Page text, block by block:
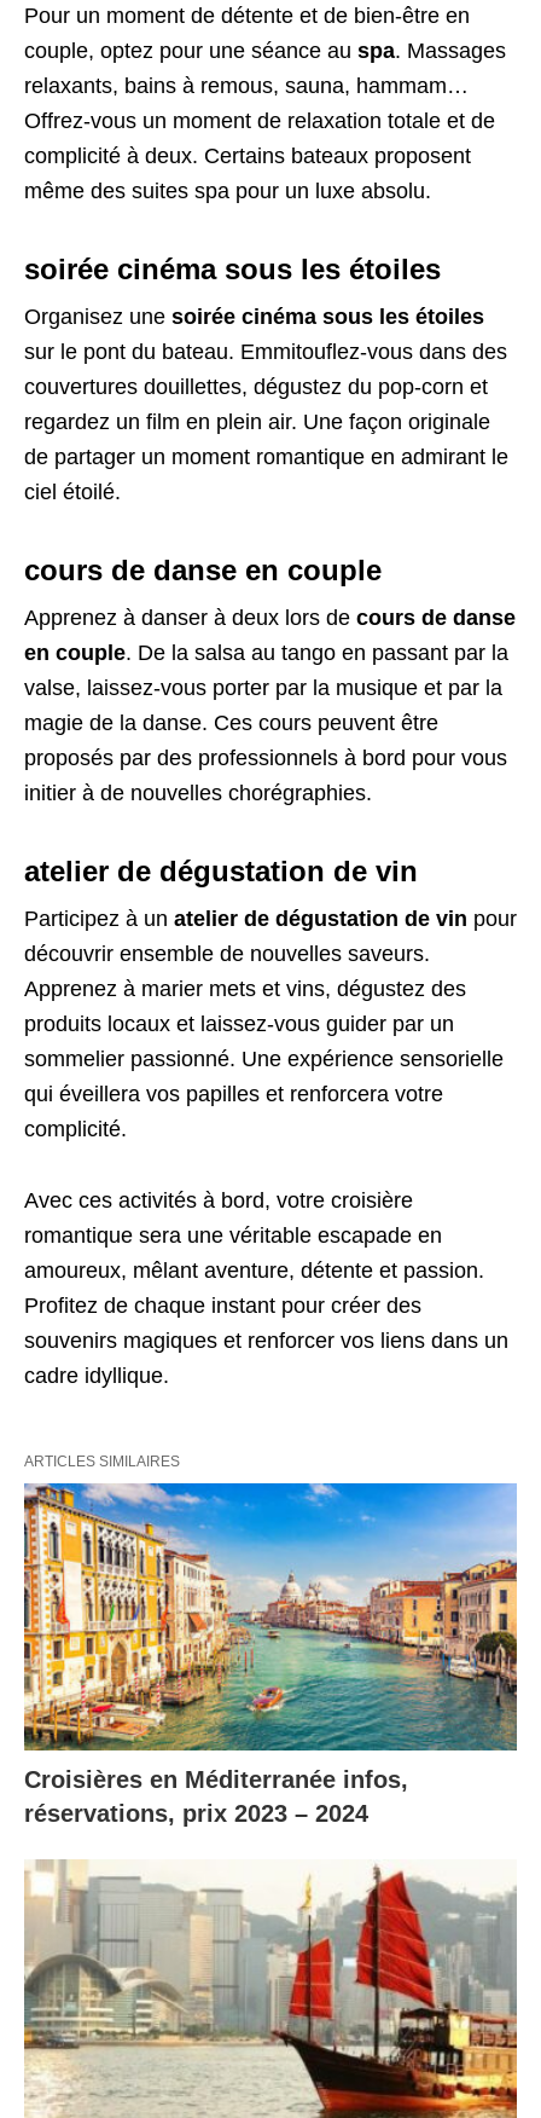
Pour un moment de détente et de bien-être en
couple, optez pour une séance au spa. Massages
relaxants, bains à remous, sauna, hammam…
Offrez-vous un moment de relaxation totale et de
complicité à deux. Certains bateaux proposent
même des suites spa pour un luxe absolu.
soirée cinéma sous les étoiles
Organisez une soirée cinéma sous les étoiles
sur le pont du bateau. Emmitouflez-vous dans des
couvertures douillettes, dégustez du pop-corn et
regardez un film en plein air. Une façon originale
de partager un moment romantique en admirant le
ciel étoilé.
cours de danse en couple
Apprenez à danser à deux lors de cours de danse
en couple. De la salsa au tango en passant par la
valse, laissez-vous porter par la musique et par la
magie de la danse. Ces cours peuvent être
proposés par des professionnels à bord pour vous
initier à de nouvelles chorégraphies.
atelier de dégustation de vin
Participez à un atelier de dégustation de vin pour
découvrir ensemble de nouvelles saveurs.
Apprenez à marier mets et vins, dégustez des
produits locaux et laissez-vous guider par un
sommelier passionné. Une expérience sensorielle
qui éveillera vos papilles et renforcera votre
complicité.
Avec ces activités à bord, votre croisière
romantique sera une véritable escapade en
amoureux, mêlant aventure, détente et passion.
Profitez de chaque instant pour créer des
souvenirs magiques et renforcer vos liens dans un
cadre idyllique.
ARTICLES SIMILAIRES
Croisières en Méditerranée infos,
réservations, prix 2023 – 2024